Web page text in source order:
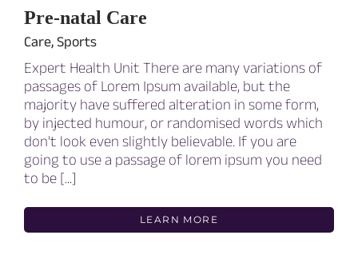
Pre-natal Care
Care, Sports
Expert Health Unit There are many variations of
passages of Lorem Ipsum available, but the
majority have suffered alteration in some form,
by injected humour, or randomised words which
don't look even slightly believable. If you are
going to use a passage of lorem ipsum you need
to be [...]
LEARN MORE